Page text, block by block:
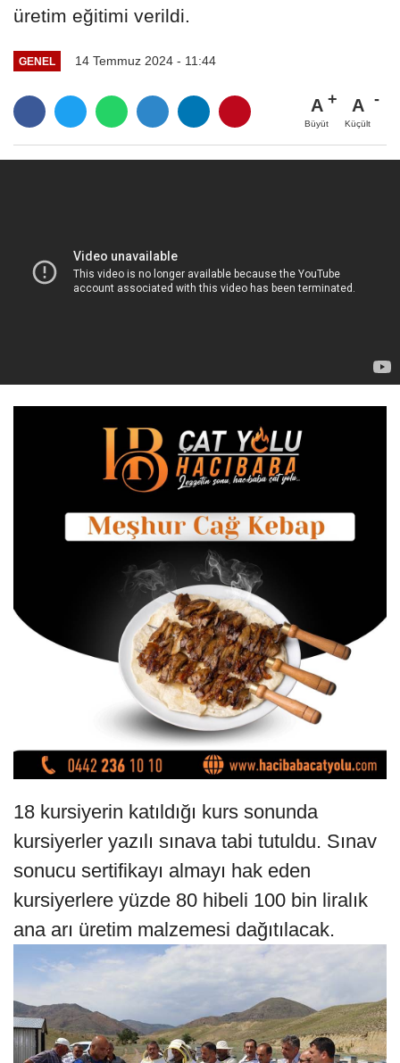
üretim eğitimi verildi.
GENEL 14 Temmuz 2024 - 11:44
A
Büyüt
A
Küçült
18 kursiyerin katıldığı kurs sonunda
kursiyerler yazılı sınava tabi tutuldu. Sınav
sonucu sertifikayı almayı hak eden
kursiyerlere yüzde 80 hibeli 100 bin liralık
ana arı üretim malzemesi dağıtılacak.